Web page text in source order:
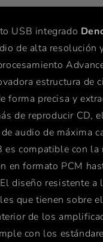
USB integrado
de alta resolución
estructura de
forma precisa y
de reproducir CD,
audio de máxima
compatible con la
en formato PCM
diseño resistente a
que tienen sobre
de los
con los